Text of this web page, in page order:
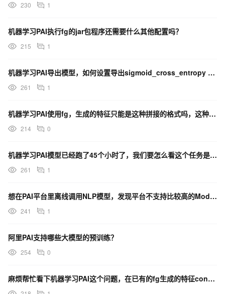
230 1
机器学习PAI执行fg的jar包程序还需要什么其他配置吗？
215 1
机器学习PAI导出模型，如何设置导出sigmoid_cross_entropy 最优的模型？
261 1
机器学习PAI使用fg，生成的特征只能是这种拼接的格式吗，这种表分字段的形式不支持吗？
214 0
机器学习PAI模型已经跑了45个小时了，我们要怎么看这个任务是否是正常运行，还是在哪些地方卡住了？
261 1
想在PAI平台里离线调用NLP模型，发现平台不支持比较高的ModelScope版本，要怎么解决呢 ？
241 1
阿里PAI支持哪些大模型的预训练？
254 0
麻烦帮忙看下机器学习PAI这个问题，在已有的fg生成的特征concat了一个特征open_emb？